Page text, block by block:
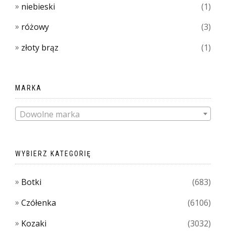
niebieski
(1)
różowy
(3)
złoty brąz
(1)
MARKA
Dowolne marka
WYBIERZ KATEGORIĘ
Botki
(683)
Czółenka
(6106)
Kozaki
(3032)